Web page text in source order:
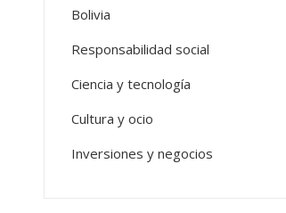
Bolivia
Responsabilidad social
Ciencia y tecnología
Cultura y ocio
Inversiones y negocios